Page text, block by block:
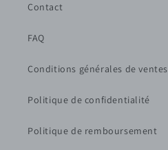
Contact
FAQ
Conditions générales de ventes
Politique de confidentialité
Politique de remboursement